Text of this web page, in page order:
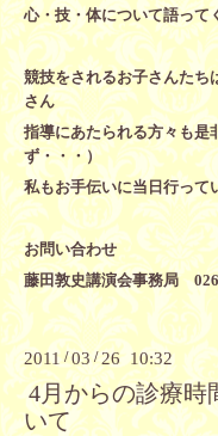
心・技・体について語って
競技をされるお子さんたち
さん
指導にあたられる方々も是
ず・・・）
私もお手伝いに当日行って
お問い合わせ
藤田敦史講演会事務局
2011/03/26 10:32
4月からの診療時
いて